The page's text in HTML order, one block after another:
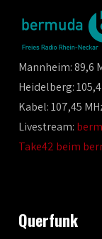
Mannheim: 89,6
Heidelberg:
Kabel: 107,45
Livestream:
Take42 beim
Querfunk